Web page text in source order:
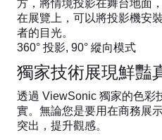
方，將情境投影在舞台地面
在展覽上，可以將投影機安
者的目光。
360° 投影, 90° 縱向模式
獨家技術展現鮮豔
透過 ViewSonic 獨家的色彩
實。無論您是要用在商務展
突出，提升觀感。